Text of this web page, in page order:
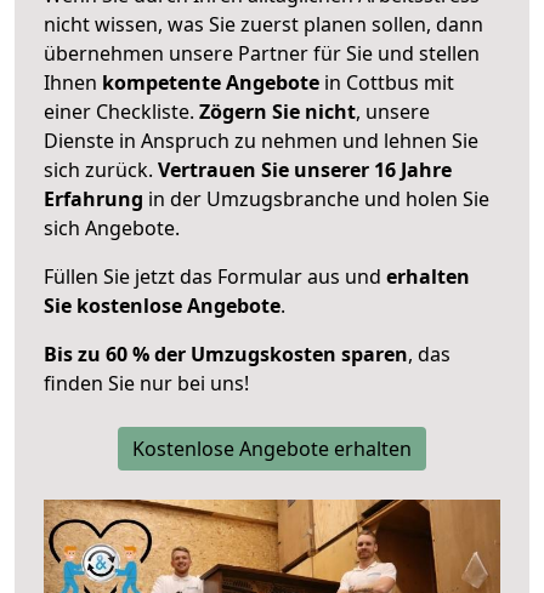
nicht wissen, was Sie zuerst planen sollen, dann
übernehmen unsere Partner für Sie und stellen
Ihnen kompetente Angebote in Cottbus mit
einer Checkliste. Zögern Sie nicht, unsere
Dienste in Anspruch zu nehmen und lehnen Sie
sich zurück. Vertrauen Sie unserer 16 Jahre
Erfahrung in der Umzugsbranche und holen Sie
sich Angebote.
Füllen Sie jetzt das Formular aus und erhalten
Sie kostenlose Angebote.
Bis zu 60 % der Umzugskosten sparen, das
finden Sie nur bei uns!
Kostenlose Angebote erhalten